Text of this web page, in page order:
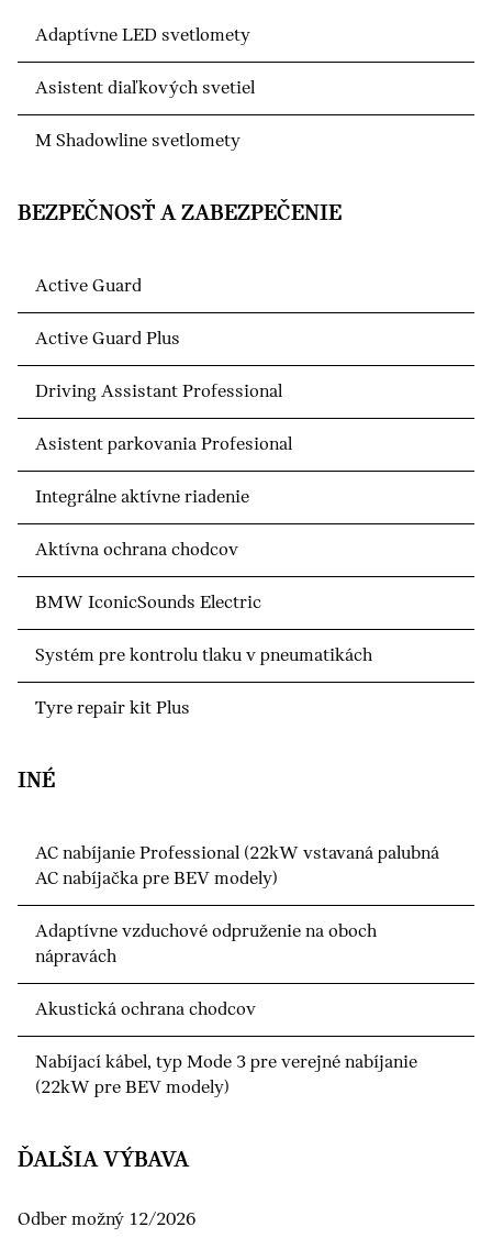
Adaptívne LED svetlomety
Asistent diaľkových svetiel
M Shadowline svetlomety
BEZPEČNOSŤ A ZABEZPEČENIE
Active Guard
Active Guard Plus
Driving Assistant Professional
Asistent parkovania Profesional
Integrálne aktívne riadenie
Aktívna ochrana chodcov
BMW IconicSounds Electric
Systém pre kontrolu tlaku v pneumatikách
Tyre repair kit Plus
INÉ
AC nabíjanie Professional (22kW vstavaná palubná
AC nabíjačka pre BEV modely)
Adaptívne vzduchové odpruženie na oboch
nápravách
Akustická ochrana chodcov
Nabíjací kábel, typ Mode 3 pre verejné nabíjanie
(22kW pre BEV modely)
ĎALŠIA VÝBAVA
Odber možný 12/2026